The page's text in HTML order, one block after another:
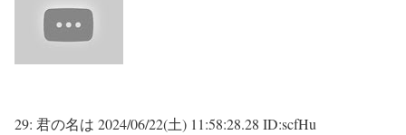
29: 君の名は 2024/06/22(土) 11:58:28.28 ID:scfHu